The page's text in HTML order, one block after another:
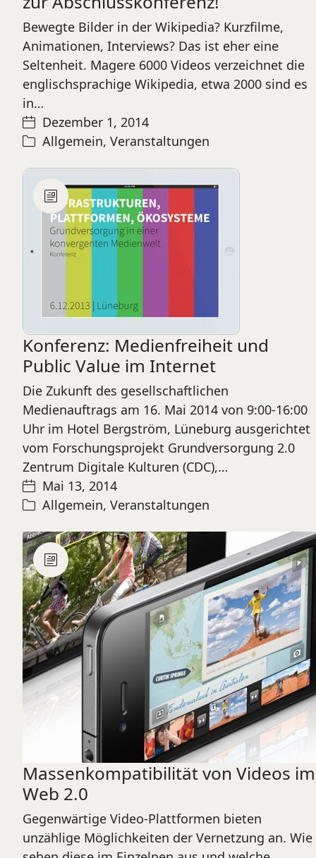
Bewegte Bilder in der Wikipedia? Kurzfilme,
Animationen, Interviews? Das ist eher eine
Seltenheit. Magere 6000 Videos verzeichnet die
englischsprachige Wikipedia, etwa 2000 sind es
in…
Dezember 1, 2014
Allgemein, Veranstaltungen
Konferenz: Medienfreiheit und
Public Value im Internet
Die Zukunft des gesellschaftlichen
Medienauftrags am 16. Mai 2014 von 9:00-16:00
Uhr im Hotel Bergström, Lüneburg ausgerichtet
vom Forschungsprojekt Grundversorgung 2.0
Zentrum Digitale Kulturen (CDC),…
Mai 13, 2014
Allgemein, Veranstaltungen
Massenkompatibilität von Videos im
Web 2.0
Gegenwärtige Video-Plattformen bieten
unzählige Möglichkeiten der Vernetzung an. Wie